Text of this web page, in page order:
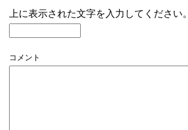
上に表示された文字を入力してください。
コメント